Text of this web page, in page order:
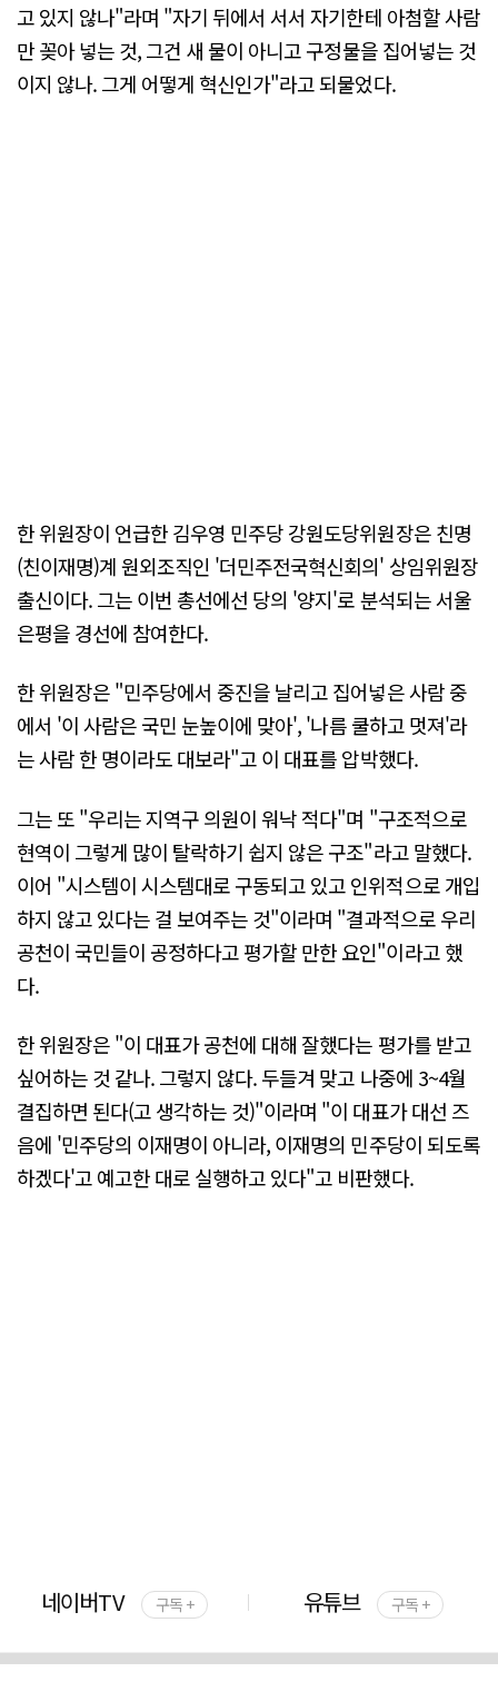
고 있지 않나"라며 "자기 뒤에서 서서 자기한테 아첨할 사람
만 꽂아 넣는 것, 그건 새 물이 아니고 구정물을 집어넣는 것
이지 않나. 그게 어떻게 혁신인가"라고 되물었다.
한 위원장이 언급한 김우영 민주당 강원도당위원장은 친명
(친이재명)계 원외조직인 '더민주전국혁신회의' 상임위원장
출신이다. 그는 이번 총선에선 당의 '양지'로 분석되는 서울
은평을 경선에 참여한다.
한 위원장은 "민주당에서 중진을 날리고 집어넣은 사람 중
에서 '이 사람은 국민 눈높이에 맞아', '나름 쿨하고 멋져'라
는 사람 한 명이라도 대보라"고 이 대표를 압박했다.
그는 또 "우리는 지역구 의원이 워낙 적다"며 "구조적으로
현역이 그렇게 많이 탈락하기 쉽지 않은 구조"라고 말했다.
이어 "시스템이 시스템대로 구동되고 있고 인위적으로 개입
하지 않고 있다는 걸 보여주는 것"이라며 "결과적으로 우리
공천이 국민들이 공정하다고 평가할 만한 요인"이라고 했
다.
한 위원장은 "이 대표가 공천에 대해 잘했다는 평가를 받고
싶어하는 것 같나. 그렇지 않다. 두들겨 맞고 나중에 3~4월
결집하면 된다(고 생각하는 것)"이라며 "이 대표가 대선 즈
음에 '민주당의 이재명이 아니라, 이재명의 민주당이 되도록
하겠다'고 예고한 대로 실행하고 있다"고 비판했다.
네이버TV 구독 + 유튜브 구독 +